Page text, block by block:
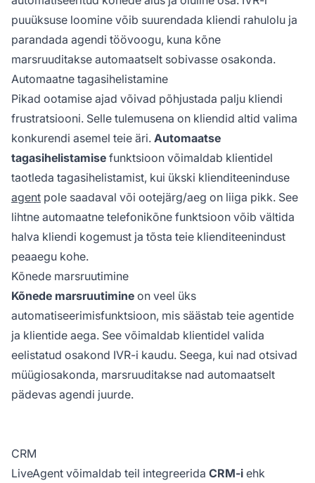
puuüksuse loomine võib suurendada kliendi rahulolu ja
parandada agendi töövoogu, kuna kõne
marsruuditakse automaatselt sobivasse osakonda.
Automaatne tagasihelistamine
Pikad ootamise ajad võivad põhjustada palju kliendi
frustratsiooni. Selle tulemusena on kliendid altid valima
konkurendi asemel teie äri. Automaatse
tagasihelistamise funktsioon võimaldab klientidel
taotleda tagasihelistamist, kui ükski klienditeeninduse
agent pole saadaval või ootejärg/aeg on liiga pikk. See
lihtne automaatne telefonikõne funktsioon võib vältida
halva kliendi kogemust ja tõsta teie klienditeenindust
peaaegu kohe.
Kõnede marsruutimine
Kõnede marsruutimine on veel üks
automatiseerimisfunktsioon, mis säästab teie agentide
ja klientide aega. See võimaldab klientidel valida
eelistatud osakond IVR-i kaudu. Seega, kui nad otsivad
müügiosakonda, marsruuditakse nad automaatselt
pädevas agendi juurde.
CRM
LiveAgent võimaldab teil integreerida CRM-i ehk